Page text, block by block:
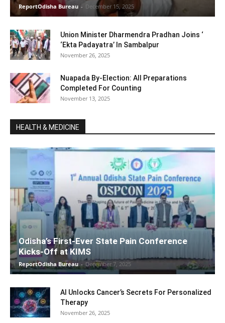
ReportOdisha Bureau - December 15, 2025
Union Minister Dharmendra Pradhan Joins ‘
‘Ekta Padayatra’ In Sambalpur
November 26, 2025
Nuapada By-Election: All Preparations
Completed For Counting
November 13, 2025
HEALTH & MEDICINE
Odisha’s First-Ever State Pain Conference
Kicks-Off at KIMS
ReportOdisha Bureau - December 7, 2025
AI Unlocks Cancer’s Secrets For Personalized
Therapy
November 26, 2025